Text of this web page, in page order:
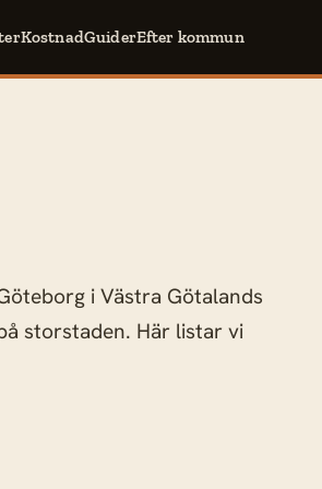
KostnadGuiderEfter kommun
i Västra Götalands
storstaden. Här listar vi